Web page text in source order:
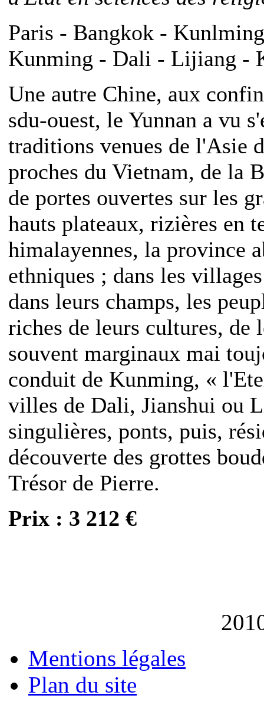
Paris - Bangkok -
Kunming - Dali - Lijiang -
Une autre Chine, aux
sdu-ouest, le Yunnan a vu
traditions venues de l'Asie
proches du Vietnam, de la
de portes ouvertes sur les
hauts plateaux, rizières en
himalayennes, la province
ethniques ; dans les
dans leurs champs, les
riches de leurs cultures, de
souvent marginaux mai
conduit de Kunming, «
villes de Dali, Jianshui ou
singulières, ponts, puis,
découverte des grottes
Trésor de Pierre.
Prix : 3 212 €
Mentions légales
Plan du site